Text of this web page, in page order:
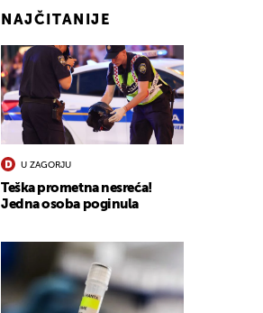
NAJČITANIJE
U ZAGORJU
Teška prometna nesreća!
Jedna osoba poginula